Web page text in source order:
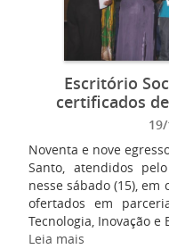
Escritório
certificados
Noventa e nove
Santo, atendidos
nesse sábado (15),
ofertados em
Tecnologia, Inovação e
Leia mais